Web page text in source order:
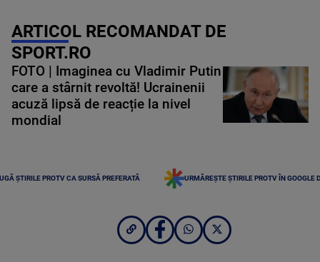
ARTICOL RECOMANDAT DE
SPORT.RO
FOTO | Imaginea cu Vladimir Putin
care a stârnit revoltă! Ucrainenii
acuză lipsă de reacție la nivel
mondial
ȘTIRILE PROTV CA SURSĂ PREFERATĂ URMĂREȘTE ȘTIRILE PROTV ÎN GOOGLE